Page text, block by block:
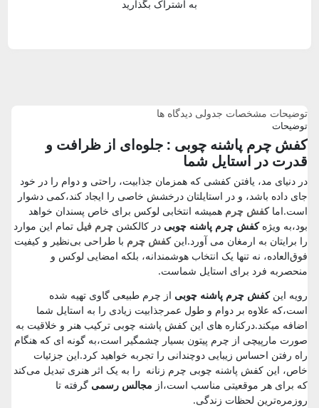
به اشتراک بگذارید
توضیحات مشخصات جدولی دیدگاه ها
توضیحات
کفش چرم پاشنه چوبی : جلوه‌ای از ظرافت و
قدرت در استایل شما
در دنیای مد، یافتن کفشی که همزمان جذابیت، راحتی و دوام را در خود
جای داده باشد، و در استایلتان درخشش خاصی را ایجاد کند،کمی دشوار
است.اماکفش چرم همیشه انتخابی لوکس برای خاص پسندان خواهد
بود،به ویژهکفش چرم پاشنه چوبی در کالکشنچرم فیل تمام این موارد
را برایتان به ارمغان می آورد.اینکفش چرم با طراحی بی‌نظیر و کیفیت
فوق‌العاده، نه‌ تنها یک انتخاب هوشمندانه، بلکه امضایی لوکس و
منحصربه‌ فرد برای استایل شماست.
رویه این کفش چرم پاشنه چوبی از چرم طبیعی گاوی تهیه شده
است،که علاوه بر دوام و طول عمرجذابیت زیادی را به استایل شما
اضافه میکند.درکناره های این کفش پاشنه چوبی ترکیب هنر و خلاقیت به
صورت مارپیچی از چرم پیتون بسیار چشمگیر است،به گونه ای که هنگام
راه رفتن احساس زیبایی دوچندانی را تجربه خواهید کرد.این جزئیات
خاص، این کفش پاشنه چوبی چرم زنانه را به یک اثر هنری تبدیل می‌کند
که برای هر موقعیتی مناسب است،از مجالس رسمی گرفته تا
روزمره‌ترین لحظات زندگی.